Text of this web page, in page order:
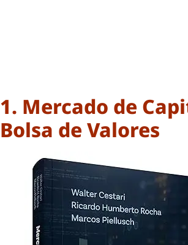
1. Mercado de
Bolsa de Valores